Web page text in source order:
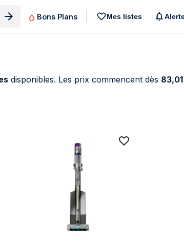
Bons Plans Mes listes
disponibles. Les prix commencent dès